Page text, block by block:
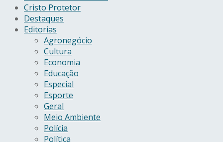
Cristo Protetor
Destaques
Editorias
Agronegócio
Cultura
Economia
Educação
Especial
Esporte
Geral
Meio Ambiente
Polícia
Política